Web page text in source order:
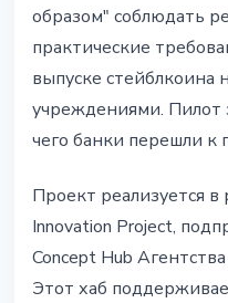
образом" соблюдать
практические
выпуске стейблкоина
учреждениями. Пилот
чего банки перешли к
Проект реализуется
Innovation Project,
Concept Hub
Этот хаб